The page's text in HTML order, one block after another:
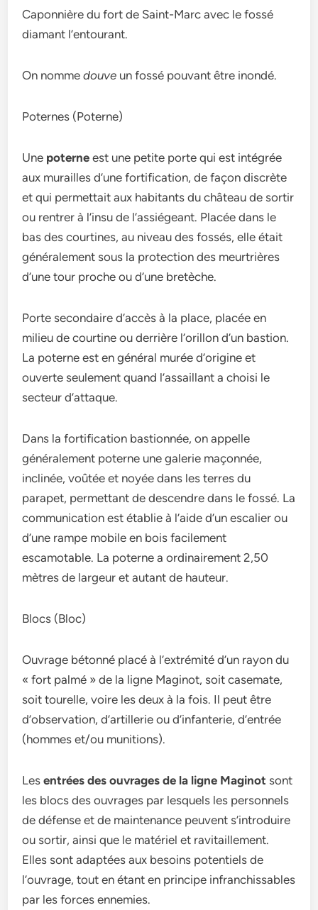
Caponnière du fort de Saint-Marc avec le fossé
diamant l’entourant.
On nommedouve un fossé pouvant être inondé.
Poternes (Poterne)
Une poterne est une petite porte qui est intégrée
aux murailles d’une fortification, de façon discrète
et qui permettait aux habitants du château de sortir
ou rentrer à l’insu de l’assiégeant. Placée dans le
bas des courtines, au niveau des fossés, elle était
généralement sous la protection des meurtrières
d’une tour proche ou d’une bretèche.
Porte secondaire d’accès à la place, placée en
milieu de courtine ou derrière l’orillon d’un bastion.
La poterne est en général murée d’origine et
ouverte seulement quand l’assaillant a choisi le
secteur d’attaque.
Dans la fortification bastionnée, on appelle
généralement poterne une galerie maçonnée,
inclinée, voûtée et noyée dans les terres du
parapet, permettant de descendre dans le fossé. La
communication est établie à l’aide d’un escalier ou
d’une rampe mobile en bois facilement
escamotable. La poterne a ordinairement 2,50
mètres de largeur et autant de hauteur.
Blocs (Bloc)
Ouvrage bétonné placé à l’extrémité d’un rayon du
« fort palmé » de la ligne Maginot, soit casemate,
soit tourelle, voire les deux à la fois. Il peut être
d’observation, d’artillerie ou d’infanterie, d’entrée
(hommes et/ou munitions).
Lesentrées des ouvrages de la ligne Maginot sont
les blocs des ouvrages par lesquels les personnels
de défense et de maintenance peuvent s’introduire
ou sortir, ainsi que le matériel et ravitaillement.
Elles sont adaptées aux besoins potentiels de
l’ouvrage, tout en étant en principe infranchissables
par les forces ennemies.